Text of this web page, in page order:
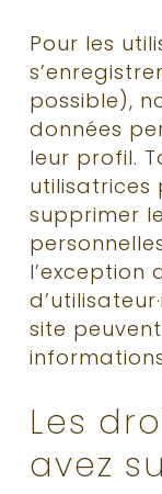
Pour les
possible),
données
leur profil.
utilisatrices
supprimer
l’exception
site
Les
avez